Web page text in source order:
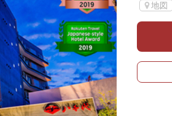
地図